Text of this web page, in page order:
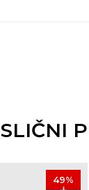
SLIČNI
49%